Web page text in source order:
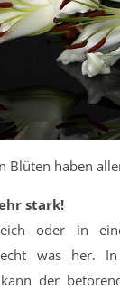
Blüten haben
stark!
oder in
was her.
der